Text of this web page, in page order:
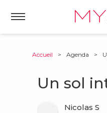
Accueil > Agenda >
Un sol
Nicolas S